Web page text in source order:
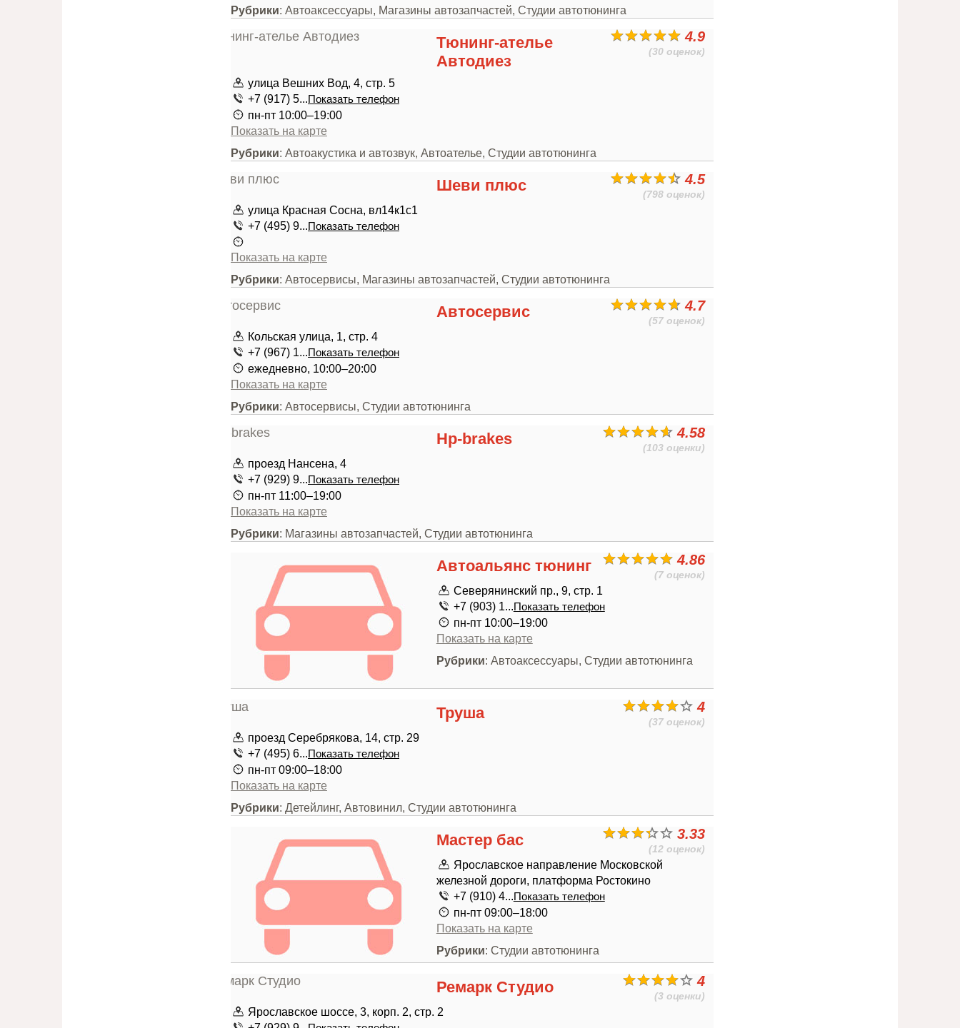
Рубрики: Автоаксессуары, Магазины автозапчастей, Студии автотюнинга
4.9
(30 оценок)
Тюнинг-ателье
Автодиез
улица Вешних Вод, 4, стр. 5
+7 (917) 5...Показать телефон
пн-пт 10:00–19:00
Показать на карте
Рубрики: Автоакустика и автозвук, Автоателье, Студии автотюнинга
4.5
(798 оценок)
Шеви плюс
улица Красная Сосна, вл14к1с1
+7 (495) 9...Показать телефон
Показать на карте
Рубрики: Автосервисы, Магазины автозапчастей, Студии автотюнинга
4.7
(57 оценок)
Автосервис
Кольская улица, 1, стр. 4
+7 (967) 1...Показать телефон
ежедневно, 10:00–20:00
Показать на карте
Рубрики: Автосервисы, Студии автотюнинга
4.58
(103 оценки)
Hp-brakes
проезд Нансена, 4
+7 (929) 9...Показать телефон
пн-пт 11:00–19:00
Показать на карте
Рубрики: Магазины автозапчастей, Студии автотюнинга
4.86
(7 оценок)
Автоальянс тюнинг
Северянинский пр., 9, стр. 1
+7 (903) 1...Показать телефон
пн-пт 10:00–19:00
Показать на карте
Рубрики: Автоаксессуары, Студии автотюнинга
4
(37 оценок)
Труша
проезд Серебрякова, 14, стр. 29
+7 (495) 6...Показать телефон
пн-пт 09:00–18:00
Показать на карте
Рубрики: Детейлинг, Автовинил, Студии автотюнинга
3.33
(12 оценок)
Мастер бас
Ярославское направление Московской
железной дороги, платформа Ростокино
+7 (910) 4...Показать телефон
пн-пт 09:00–18:00
Показать на карте
Рубрики: Студии автотюнинга
4
(3 оценки)
Ремарк Студио
Ярославское шоссе, 3, корп. 2, стр. 2